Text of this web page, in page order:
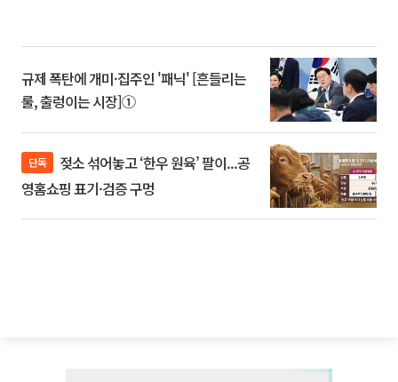
규제 폭탄에 개미·집주인 '패닉' [흔들리는
룰, 출렁이는 시장]①
단독
영홈쇼핑 표기·검증 구멍